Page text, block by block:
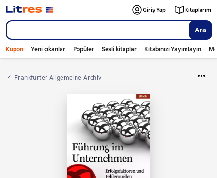
Ara
Giriş Yap Kitaplarım
Kupon Yeni çıkanlar Popüler Sesli kitaplar Kitabınızı Yayımlayın
Frankfurter Allgemeine Archiv